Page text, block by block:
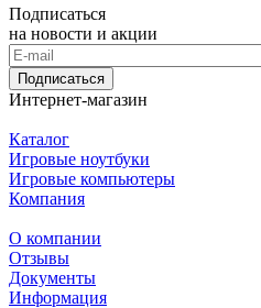
Подписаться
на новости и акции
Подписаться
Интернет-магазин
Каталог
Игровые ноутбуки
Игровые компьютеры
Компания
О компании
Отзывы
Документы
Информация